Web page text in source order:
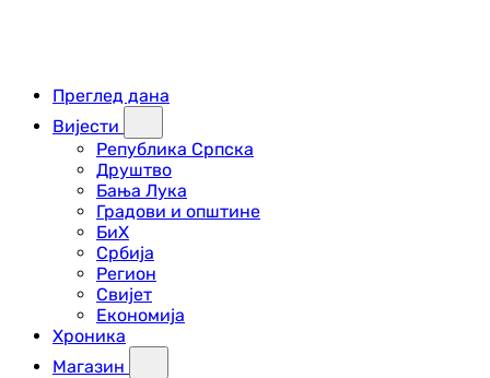
Преглед дана
Вијести
Република Српска
Друштво
Бања Лука
Градови и општине
БиХ
Србија
Регион
Свијет
Економија
Хроника
Магазин